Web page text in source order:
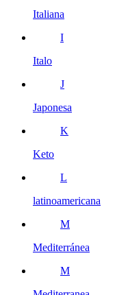
Italiana
I
Italo
J
Japonesa
K
Keto
L
latinoamericana
M
Mediterránea
M